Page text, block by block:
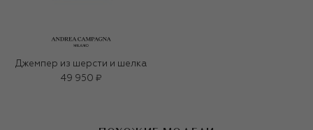
Джемпер из шерсти и шелка
49 950 ₽